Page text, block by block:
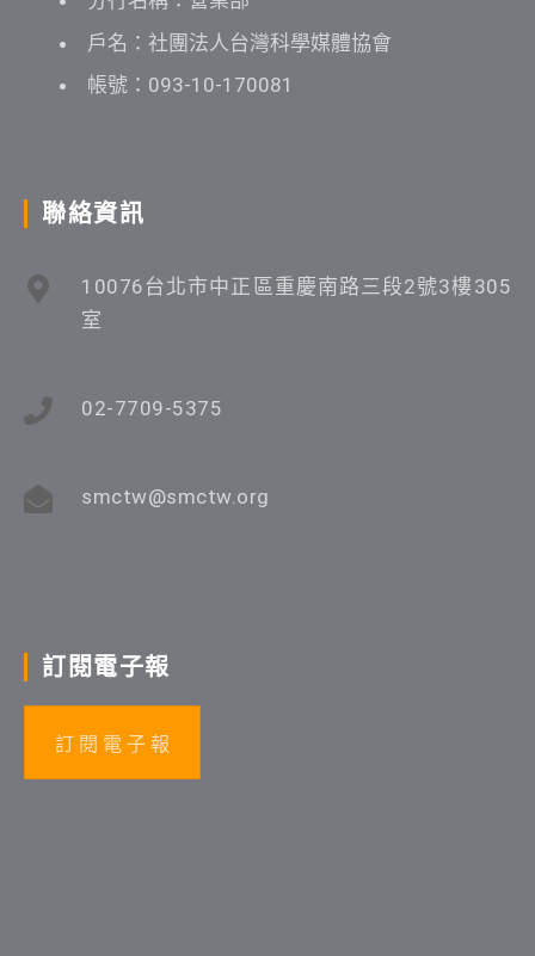
戶名：社團法人台灣科學媒體協會
帳號：093-10-170081
聯絡資訊
10076台北市中正區重慶南路三段2號3樓305
室
02-7709-5375
smctw@smctw.org
訂閱電子報
訂 閱 電 子 報